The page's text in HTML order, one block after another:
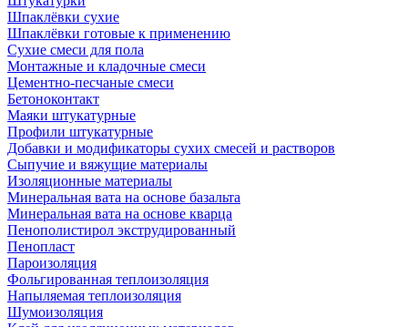
Шпаклёвки сухие
Шпаклёвки готовые к применению
Сухие смеси для пола
Монтажные и кладочные смеси
Цементно-песчаные смеси
Бетоноконтакт
Маяки штукатурные
Профили штукатурные
Добавки и модификаторы сухих смесей и растворов
Сыпучие и вяжущие материалы
Изоляционные материалы
Минеральная вата на основе базальта
Минеральная вата на основе кварца
Пенополистирол экструдированный
Пенопласт
Пароизоляция
Фольгированная теплоизоляция
Напыляемая теплоизоляция
Шумоизоляция